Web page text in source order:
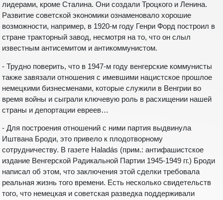
лидерами, кроме Сталина. Они создали Троцкого и Ленина.
Развитие советской экономики ознаменовало хорошие
возможности, например, в 1920-м году Генри Форд построил в
стране тракторный завод, несмотря на то, что он слыл
известным антисемитом и антикоммунистом.
- Трудно поверить, что в 1947-м году венгерские коммунисты
также завязали отношения с имевшими нацистское прошлое
немецкими бизнесменами, которые служили в Венгрии во
время войны и сыграли ключевую роль в расхищении нашей
страны и депортации евреев…
- Для построения отношений с ними партия выдвинула
Иштвана Броди, это привело к плодотворному
сотрудничеству. В газете Haladás (прим.: антифашистское
издание Венгерской Радикальной Партии 1945-1949 гг.) Броди
написал об этом, что заключения этой сделки требовала
реальная жизнь того времени. Есть несколько свидетельств
того, что немецкая и советская разведка поддерживали